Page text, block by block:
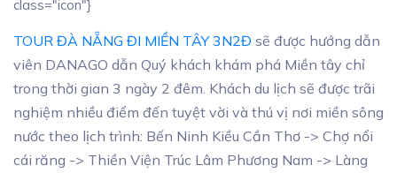
class="icon"}
TOUR ĐÀ NẴNG ĐI MIỀN TÂY 3N2Đ sẽ được hướng dẫn
viên DANAGO dẫn Quý khách khám phá Miền tây chỉ
trong thời gian 3 ngày 2 đêm. Khách du lịch sẽ được trãi
nghiệm nhiều điểm đến tuyệt vời và thú vị nơi miền sông
nước theo lịch trình: Bến Ninh Kiều Cần Thơ -> Chợ nổi
cái răng -> Thiền Viện Trúc Lâm Phương Nam -> Làng